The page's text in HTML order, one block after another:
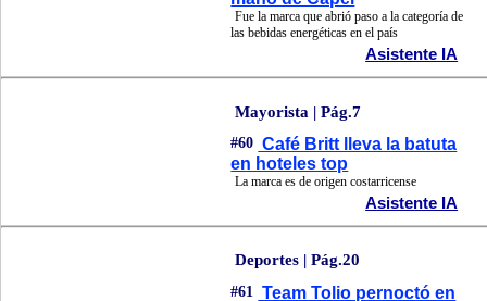
Fue la marca que abrió paso a la categoría de
las bebidas energéticas en el país
Asistente IA
Mayorista | Pág.7
#60 Café Britt lleva la batuta
en hoteles top
La marca es de origen costarricense
Asistente IA
Deportes | Pág.20
#61
Team Tolio pernoctó en